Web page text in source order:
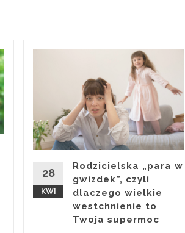
28
KWI
Rodzicielska „para w
gwizdek”, czyli
dlaczego wielkie
westchnienie to
Twoja supermoc